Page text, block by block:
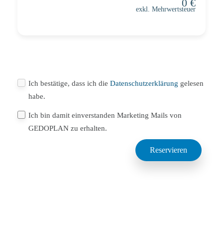
exkl. Mehrwertsteuer
Ich bestätige, dass ich die Datenschutzerklärung gelesen
habe.
Ich bin damit einverstanden Marketing Mails von
GEDOPLAN zu erhalten.